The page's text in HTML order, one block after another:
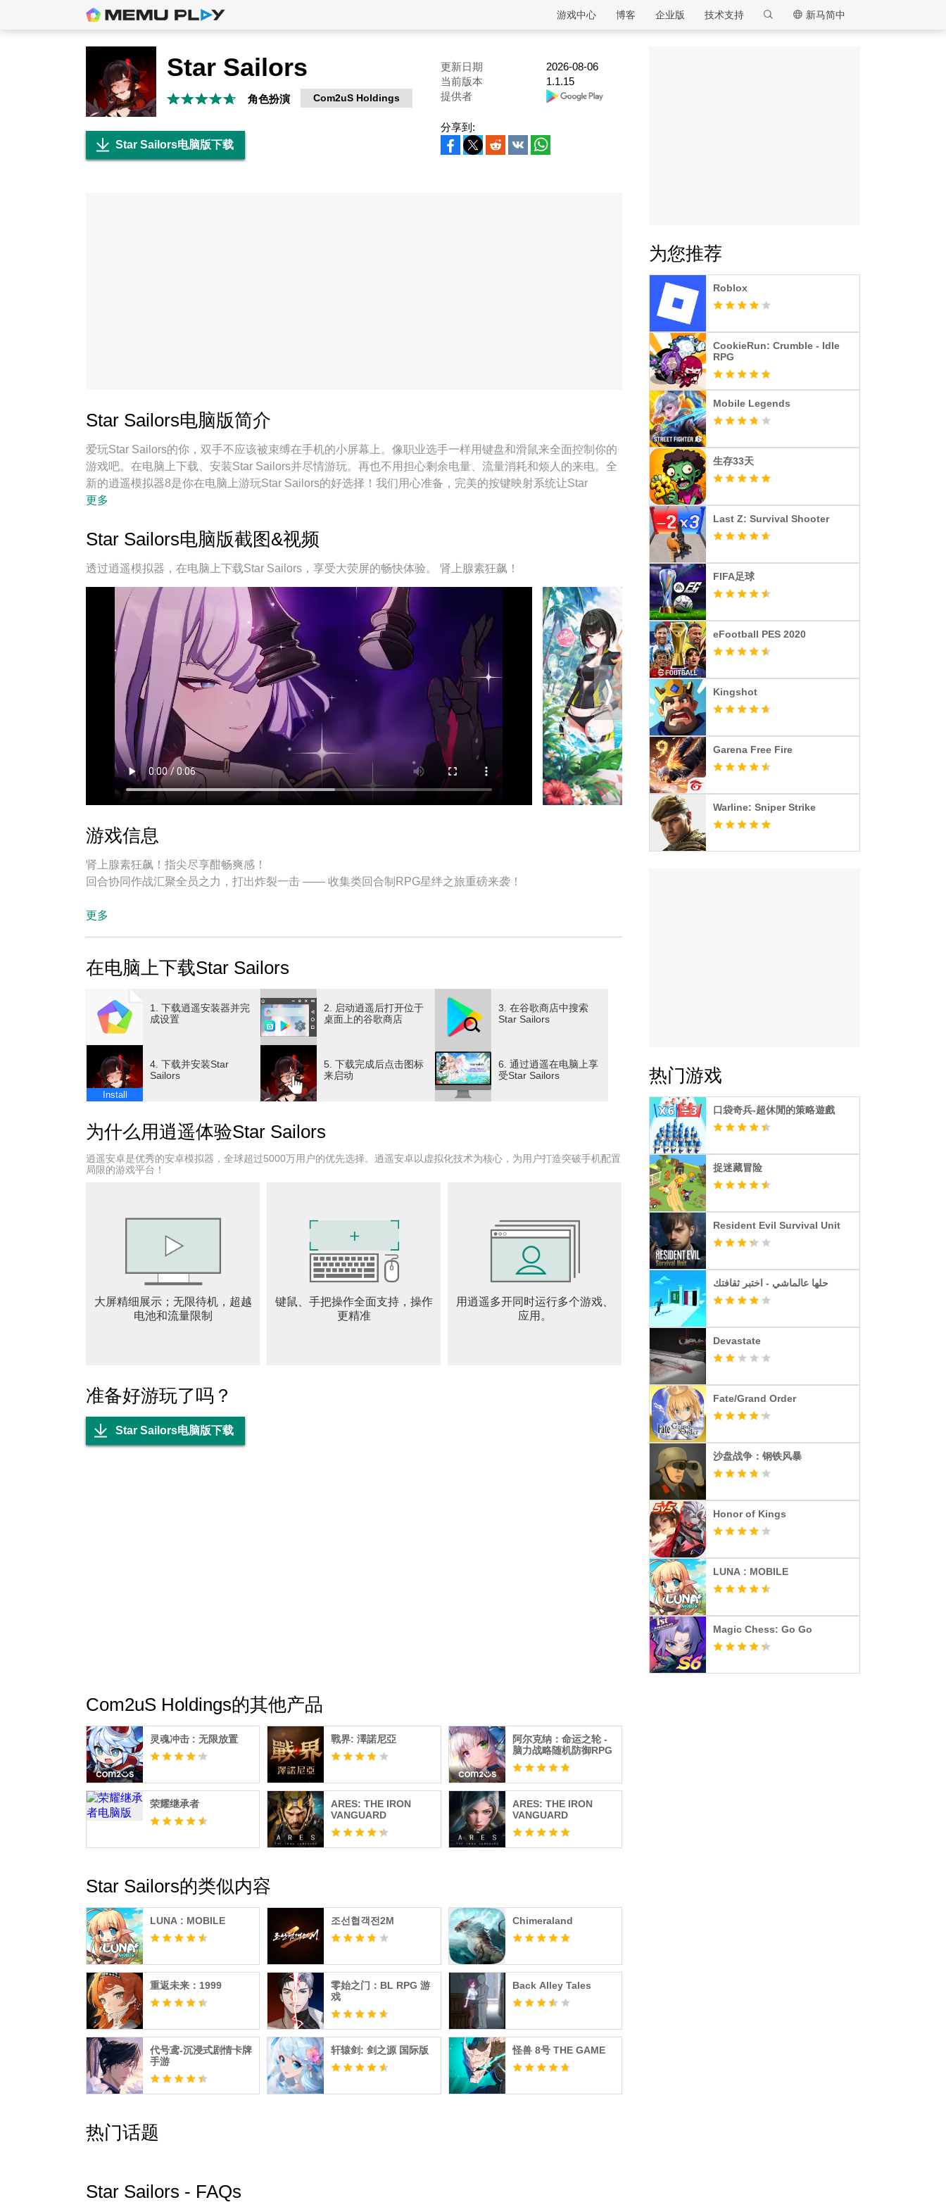
逍遥模拟器
新马简中
技术支持
企业版
博客
游戏中心
Star Sailors
角色扮演 Com2uS Holdings
更新日期
2026-08-06
当前版本
1.1.15
提供者
Star Sailors电脑版下载
分享到:
Star Sailors电脑版简介
爱玩Star Sailors的你，双手不应该被束缚在手机的小屏幕上。像职业选手一样用键盘和滑鼠来全面控制你的
游戏吧。在电脑上下载、安装Star Sailors并尽情游玩。再也不用担心剩余电量、流量消耗和烦人的来电。全
新的逍遥模拟器8是你在电脑上游玩Star Sailors的好选择！我们用心准备，完美的按键映射系统让Star
Sailors宛如电脑游戏；
更多
Star Sailors电脑版截图&视频
透过逍遥模拟器，在电脑上下载Star Sailors，享受大荧屏的畅快体验。 肾上腺素狂飙！
游戏信息
肾上腺素狂飙！指尖尽享酣畅爽感！
回合协同作战汇聚全员之力，打出炸裂一击 —— 收集类回合制RPG星绊之旅重磅来袭！
“眼前的世界早已不复往昔”
此刻，跟随传说罗盘指引，冒险正式启程！
■ 画师Cox执笔，邂逅童话奇幻世界里风格迥异的同伴
采用饱含手绘质感的高精度卡通渲染，构筑充满童话氛围的奇幻大陆。
或可爱、或华丽、或古灵精怪 —— 外貌、性格、身世各不相同的角色等你收集，书写专属冒险篇章，体验收
饱含二次元动画质感的美术画风，搭配华丽技能与抽卡动画，带来极致沉浸观感。
还能与个性同伴深度对话，沉浸式解锁他们背后的专属故事。
依靠同伴技能连携、属性克制，瞬间扭转战局走向。
用破防粉碎敌人的防御，一次引爆积攒的增益效果，通过爆发机会QTE掌握胜机！
在经典回合JRPG的成熟体验之上，叠加职业、召唤兽、环境效果多重搭配，拓展策略深度。
通过扫荡系统减轻重复养成的疲劳，利用等级同步将收集的同伴直接投入战斗！
拥有放置养成类游戏轻松上手的体验，同时具备正统JRPG般深厚的养成体系，让人沉浸其中。
*官方网站: https://starsailors.com2us.com?r=p13
*Discord: https://discord.com/invite/vVQcyp76xS
* Naver Lounge: https://game.naver.com/lounge/Star_Sailors/home
* Instagram: https://www.instagram.com/starsailors.official
* X: https://x.com/StarSailors_EN
※ 星绊之旅部分道具需购买，根据种类可能产生额外费用。
※ 最低配置：iPhone 8 + (iOS 13.0) / RAM 4GB以上 / 存储空间10GB以上
▶权限说明
更多
在电脑上下载Star Sailors
1. 下载逍遥安装器并完
成设置
2. 启动逍遥后打开位于
桌面上的谷歌商店
3. 在谷歌商店中搜索
Star Sailors
Install
4. 下载并安装Star
Sailors
5. 下载完成后点击图标
来启动
6. 通过逍遥在电脑上享
受Star Sailors
为什么用逍遥体验Star Sailors
逍遥安卓是优秀的安卓模拟器，全球超过5000万用户的优先选择。逍遥安卓以虚拟化技术为核心，为用户打造突破手机配置
局限的游戏平台！
大屏精细展示；无限待机，超越
电池和流量限制
键鼠、手把操作全面支持，操作
更精准
用逍遥多开同时运行多个游戏、
应用。
准备好游玩了吗？
Star Sailors电脑版下载
Com2uS Holdings的其他产品
灵魂冲击 : 无限放置 戰界: 澤諾尼亞
阿尔克纳：命运之轮 -
脑力战略随机防御RPG
荣耀继承者
ARES: THE IRON
VANGUARD
ARES: THE IRON
VANGUARD
Star Sailors的类似内容
LUNA : MOBILE 조선협객전2M Chimeraland
重返未来：1999
零始之门：BL RPG 游
戏
Back Alley Tales
代号鸢-沉浸式剧情卡牌
手游
轩辕剑: 剑之源 国际版 怪兽 8号 THE GAME
热门话题
Star Sailors - FAQs
为您推荐
Roblox
CookieRun: Crumble - Idle
RPG
Mobile Legends
生存33天
Last Z: Survival Shooter
FIFA足球
eFootball PES 2020
Kingshot
Garena Free Fire
Warline: Sniper Strike
热门游戏
口袋奇兵-超休閒的策略遊戲
捉迷藏冒险
Resident Evil Survival Unit
حلها عالماشي - اختبر ثقافتك
Devastate
Fate/Grand Order
沙盘战争：钢铁风暴
Honor of Kings
LUNA : MOBILE
Magic Chess: Go Go